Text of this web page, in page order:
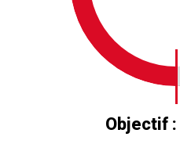
Objectif :